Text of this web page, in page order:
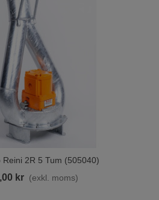
Reini 2R 5 Tum (505040)
kr (exkl. moms)